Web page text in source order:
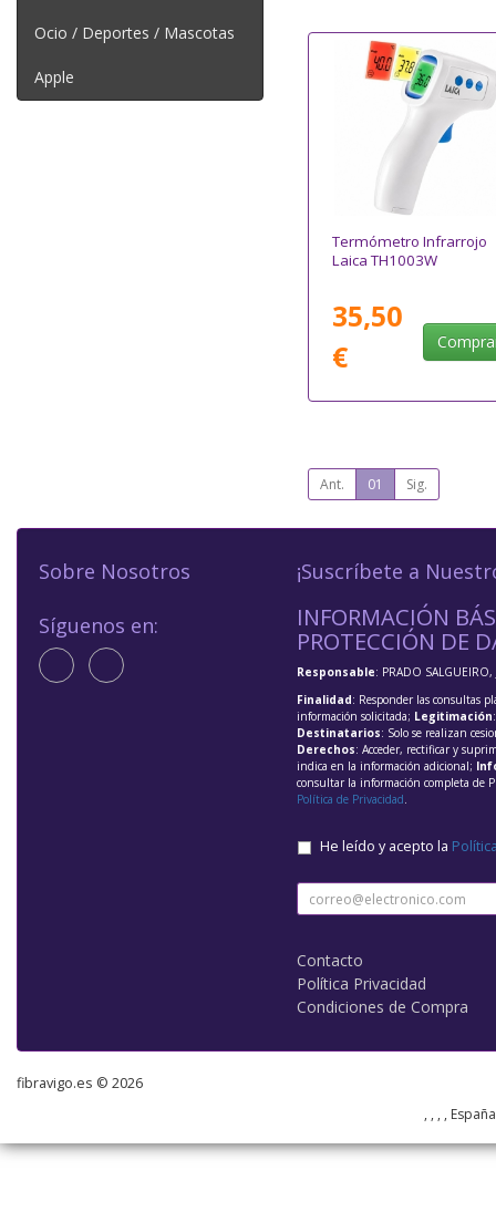
Ocio / Deportes / Mascotas
Apple
Termómetro Infrarrojo
Laica TH1003W
35,50
€
Ant. 01 Sig.
Sobre Nosotros
Síguenos en:
¡Suscríbete a
INFORMACIÓN
PROTECCIÓN DE
Responsable: PRADO SALGUEIRO,
Finalidad: Responder las consultas
información solicitada; Legitimación
Destinatarios: Solo se realizan
Derechos: Acceder, rectificar y
indica en la información adicional;
consultar la información completa de
Política de Privacidad.
He leído y acepto la
Contacto
Política Privacidad
Condiciones de Compra
fibravigo.es © 2026
, , , ,